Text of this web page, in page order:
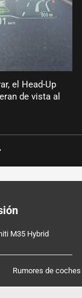
el Head-Up
de vista al
M35 Hybrid
Rumores de coches